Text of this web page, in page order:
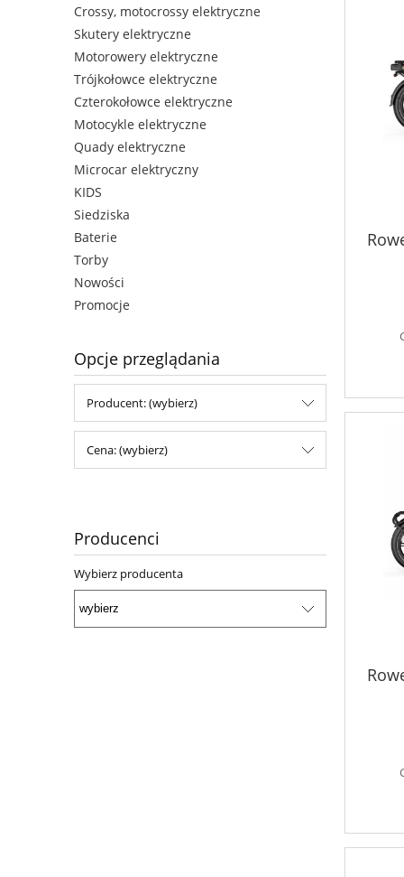
Crossy, motocrossy elektryczne
Skutery elektryczne
Motorowery elektryczne
Trójkołowce elektryczne
Czterokołowce elektryczne
Motocykle elektryczne
Quady elektryczne
Microcar elektryczny
KIDS
Siedziska
Baterie
Torby
Nowości
Promocje
Opcje przeglądania
Producent: (wybierz)
Cena: (wybierz)
Producenci
Wybierz producenta